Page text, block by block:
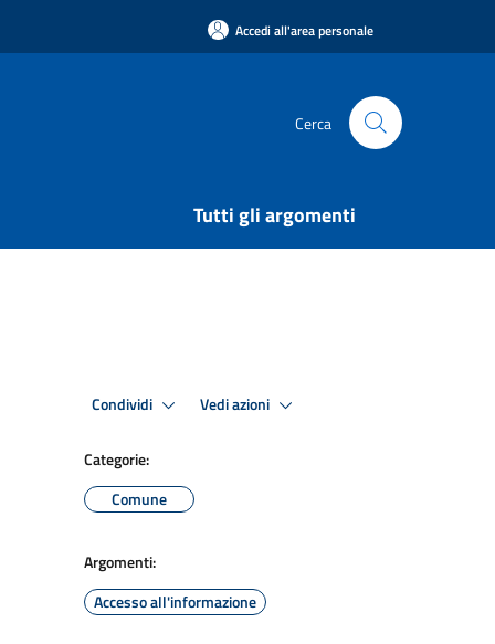
Accedi all'area personale
Cerca
Tutti gli argomenti
Condividi Vedi azioni
Categorie:
Comune
Argomenti:
Accesso all'informazione